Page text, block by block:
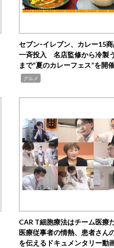
セブン‐イレブン、カレー15
一斉投入 名店監修から冷製
まで“夏のカレーフェス”を開
グルメ
CAR T細胞療法はチーム医療
医療従事者の情熱、患者さん
を伝えるドキュメンタリー動